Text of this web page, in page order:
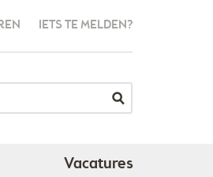
IETS TE MELDEN?
Vacatures